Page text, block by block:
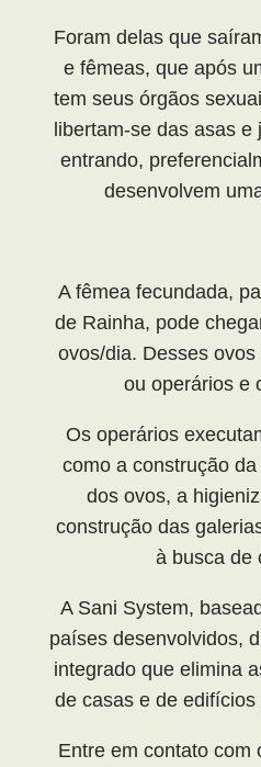
Foram delas que
e fêmeas, que após
tem seus órgãos
libertam-se das asas
entrando,
desenvolvem
A fêmea fecundada,
de Rainha, pode
ovos/dia. Desses
ou operários e
Os operários
como a construção
dos ovos, a
construção das
à busca de
A Sani System,
países desenvolvidos,
integrado que elimina
de casas e de
Entre em contato com